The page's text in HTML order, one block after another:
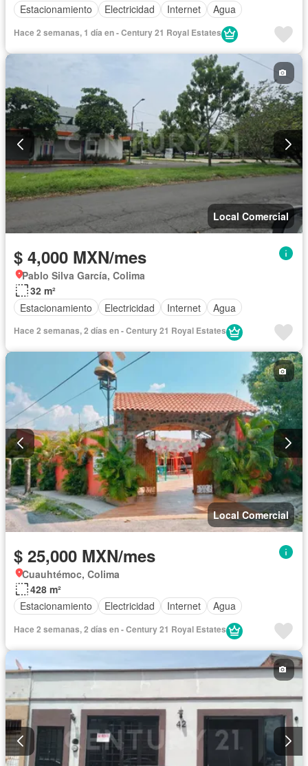
Estacionamiento
Electricidad Internet Agua
Hace 2 semanas, 1 día en - Century 21 Royal Estates
Local Comercial
$ 4,000 MXN/mes
Pablo Silva García, Colima
32 m²
Estacionamiento
Electricidad Internet Agua
Hace 2 semanas, 2 días en - Century 21 Royal Estates
Local Comercial
$ 25,000 MXN/mes
Cuauhtémoc, Colima
428 m²
Estacionamiento
Electricidad Internet Agua
Hace 2 semanas, 2 días en - Century 21 Royal Estates